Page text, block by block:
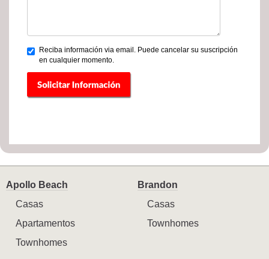
Reciba información via email. Puede cancelar su suscripción
en cualquier momento.
Apollo Beach
Casas
Apartamentos
Townhomes
Brandon
Casas
Townhomes